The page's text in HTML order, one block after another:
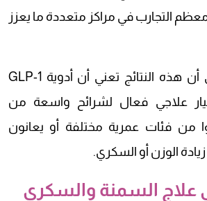
التجارب في مراكز متعددة ما يعزز
ويشير الباحثون إلى أن هذه النتائج تعني أن أدوية GLP-1
علاجي فعال لشرائح واسعة من
من فئات عمرية مختلفة أو يعانون
الوزن أو السكري.
علاج السمنة والسكري